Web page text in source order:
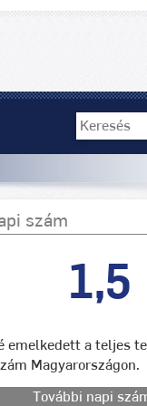
szám
1,5
emelkedett a teljes
Magyarországon.
További napi